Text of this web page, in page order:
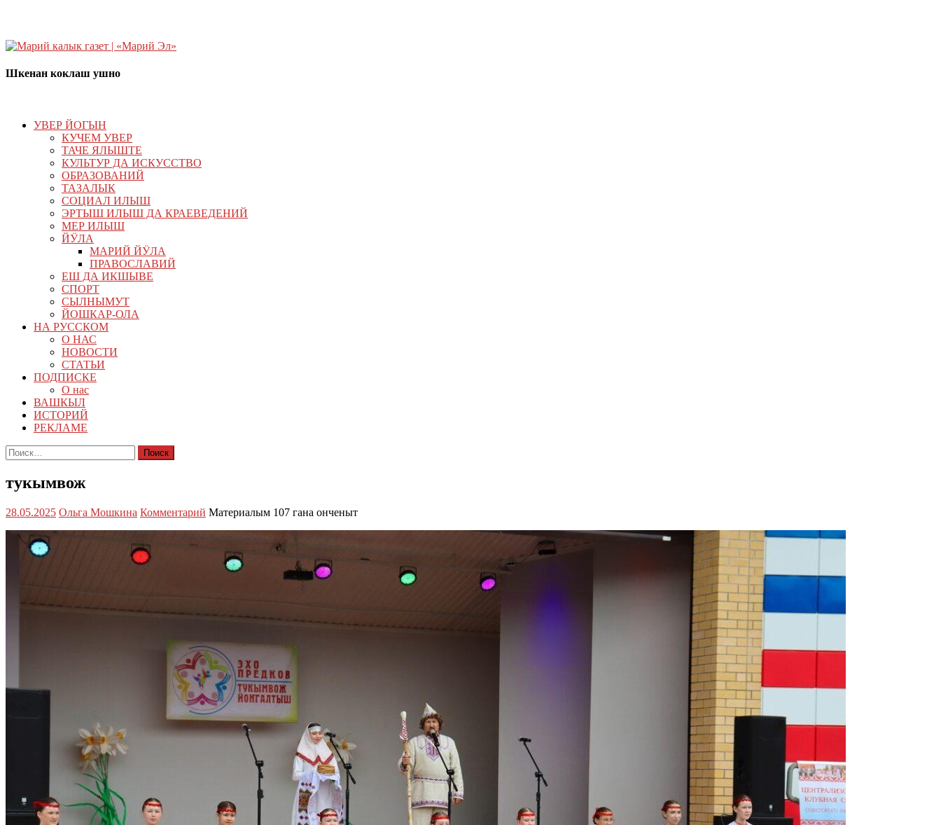
Шкенан коклаш ушно
УВЕР ЙОГЫН
КУЧЕМ УВЕР
ТАЧЕ ЯЛЫШТЕ
КУЛЬТУР ДА ИСКУССТВО
ОБРАЗОВАНИЙ
ТАЗАЛЫК
СОЦИАЛ ИЛЫШ
ЭРТЫШ ИЛЫШ ДА КРАЕВЕДЕНИЙ
МЕР ИЛЫШ
ЙӰЛА
МАРИЙ ЙӰЛА
ПРАВОСЛАВИЙ
ЕШ ДА ИКШЫВЕ
СПОРТ
СЫЛНЫМУТ
ЙОШКАР-ОЛА
НА РУССКОМ
О НАС
НОВОСТИ
СТАТЬИ
ПОДПИСКЕ
О нас
ВАШКЫЛ
ИСТОРИЙ
РЕКЛАМЕ
Найти:
тукымвож
28.05.2025 Ольга Мошкина Комментарий Материалым 107 гана онченыт